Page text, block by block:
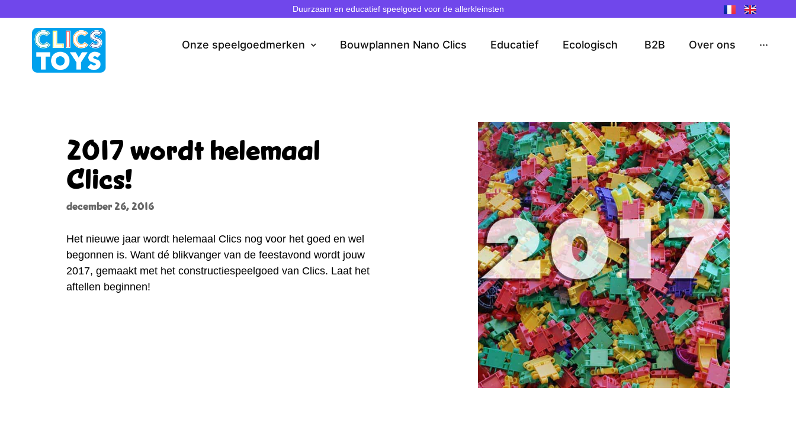
naar
Duurzaam en educatief speelgoed voor de allerkleinsten
Onze speelgoedmerken Bouwplannen Nano Clics Educatief Ecologisch B2B Over ons ···
2017 wordt helemaal
Clics!
december 26, 2016
Het nieuwe jaar wordt helemaal Clics nog voor het goed en wel
begonnen is. Want dé blikvanger van de feestavond wordt jouw
2017, gemaakt met het constructiespeelgoed van Clics. Laat het
aftellen beginnen!